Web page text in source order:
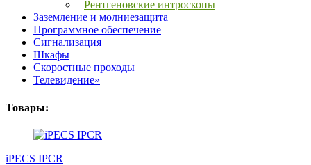
Рентгеновские интроскопы
Заземление и молниезащита
Программное обеспечение
Сигнализация
Шкафы
Скоростные проходы
Телевидение»
Товары:
iPECS IPCR